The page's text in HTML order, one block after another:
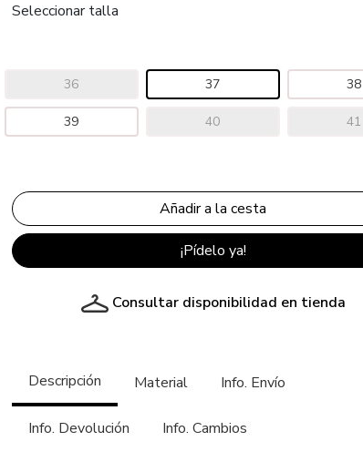
Seleccionar talla
36 37 38
39 40 41
¡Pídelo ya!
Consultar disponibilidad en tienda
Descripción Material Info. Envío
Info. Devolución Info. Cambios